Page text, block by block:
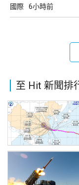
國際 6小時前
至 Hit 新聞排